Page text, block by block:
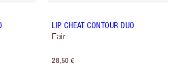
LIP CHEAT CONTOUR DUO
Fair
28,50 €